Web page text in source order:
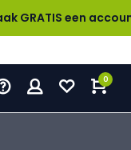
GRATIS een
0